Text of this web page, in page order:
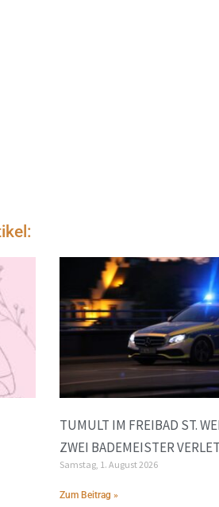
TUMULT IM FREIBAD ST.
ZWEI BADEMEISTER
Samstag, 1. August 2026
Zum Beitrag »